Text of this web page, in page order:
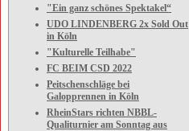
"Ein ganz schönes Spektakel“
UDO LINDENBERG 2x Sold Out
in Köln
"Kulturelle Teilhabe"
FC BEIM CSD 2022
Peitschenschläge bei
Galopprennen in Köln
RheinStars richten NBBL-
Qualiturnier am Sonntag aus